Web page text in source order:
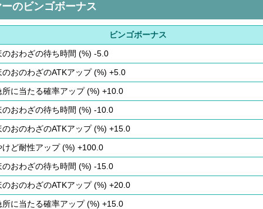
のビンゴボーナス
ビンゴボーナス
のおわざの待ち時間 (%) -5.0
のおのわざのATKアップ (%) +5.0
所に当たる確率アップ (%) +10.0
のおわざの待ち時間 (%) -10.0
のおのわざのATKアップ (%) +15.0
けど耐性アップ (%) +100.0
のおわざの待ち時間 (%) -15.0
のおのわざのATKアップ (%) +20.0
所に当たる確率アップ (%) +15.0